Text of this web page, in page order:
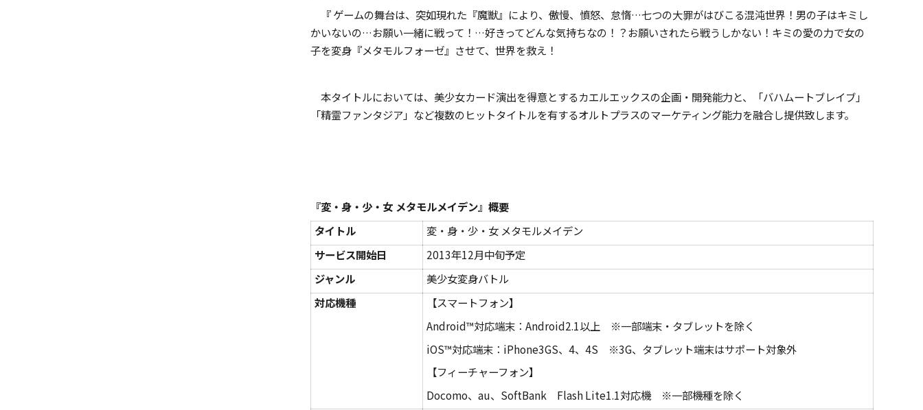
『 ゲームの舞台は、突如現れた『魔獣』により、傲慢、憤怒、怠惰…七つの大罪がはびこる混沌世界！男の子はキミし
かいないの…お願い一緒に戦って！…好きってどんな気持ちなの！？お願いされたら戦うしかない！キミの愛の力で女の
子を変身『メタモルフォーゼ』させて、世界を救え！
本タイトルにおいては、美少女カード演出を得意とするカエルエックスの企画・開発能力と、「バハムートブレイブ」
「精霊ファンタジア」など複数のヒットタイトルを有するオルトプラスのマーケティング能力を融合し提供致します。
『変・身・少・女 メタモルメイデン』概要
タイトル
変・身・少・女 メタモルメイデン
サービス開始日
2013年12月中旬予定
ジャンル
美少女変身バトル
対応機種
【スマートフォン】
Android™対応端末：Android2.1以上 ※一部端末・タブレットを除く
iOS™対応端末：iPhone3GS、4、4S ※3G、タブレット端末はサポート対象外
【フィーチャーフォン】
Docomo、au、SoftBank Flash Lite1.1対応機 ※一部機種を除く